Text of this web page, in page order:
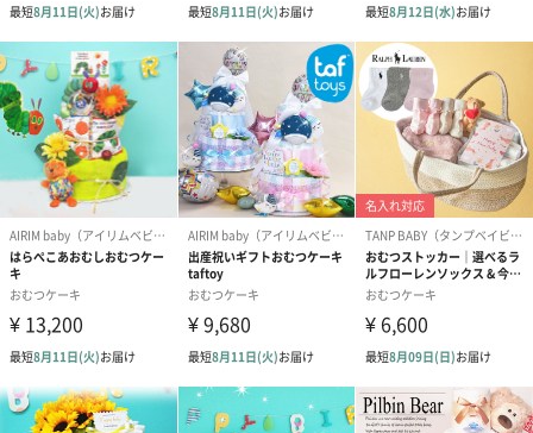
25cm×25cm
おむつサイズ
Sサイズ：パンパース(テープタイプ)13枚。
1つ1つ個別包装しています。
セット内容
⚫︎おむつ
Sサイズ、パンパース(テープタイプ)13枚。
⚫︎ウォッシュタオル1枚
⚫︎ベビースタイ1枚
⚫︎ベビーソックス1組
商品オプション情報
紙袋